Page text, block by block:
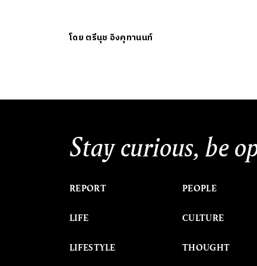
โดย ตรีนุช อิงคุทานนท์
Stay curious, be
REPORT
LIFE
LIFESTYLE
PEOPLE
CULTURE
THOUGHT